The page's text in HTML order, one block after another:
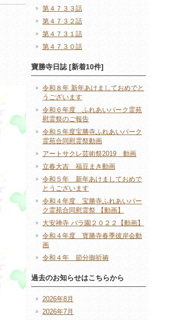
第４７３３話
第４７３２話
第４７３１話
第４７３０話
寶勝寺日誌 [新着10件]
令和８年 新年あけましておめでと
うございます
令和６年度 ふれあいパーク霊苑
慰霊祭のご報告
令和５年度宝勝寺ふれあいパーク
霊苑合同慰霊祭動画
アートサクレ芸術祭2019 動画
立春大吉 福豆まき動画
令和５年 新年あけましておめで
とうございます
令和４年度 宝勝寺ふれあいパー
ク霊苑合同慰霊祭 【動画】
大安禅寺 バラ園２０２２【動画】
令和４年度 寳勝寺春季彼岸会動
画
令和４年 節分御祈祷
過去のお知らせはこちらから
2026年8月
2026年7月